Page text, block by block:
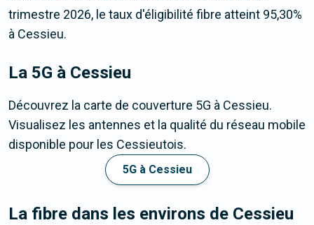
trimestre 2026, le taux d'éligibilité fibre atteint 95,30%
à Cessieu.
La 5G à Cessieu
Découvrez la carte de couverture 5G à Cessieu.
Visualisez les antennes et la qualité du réseau mobile
disponible pour les Cessieutois.
5G à Cessieu
La fibre dans les environs de Cessieu